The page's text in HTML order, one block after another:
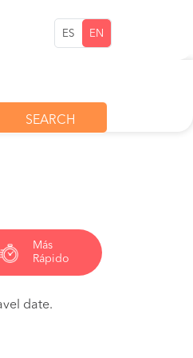
ES EN
SEARCH
Más
Rápido
date.